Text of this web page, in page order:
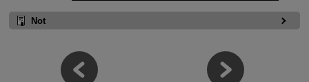
Not